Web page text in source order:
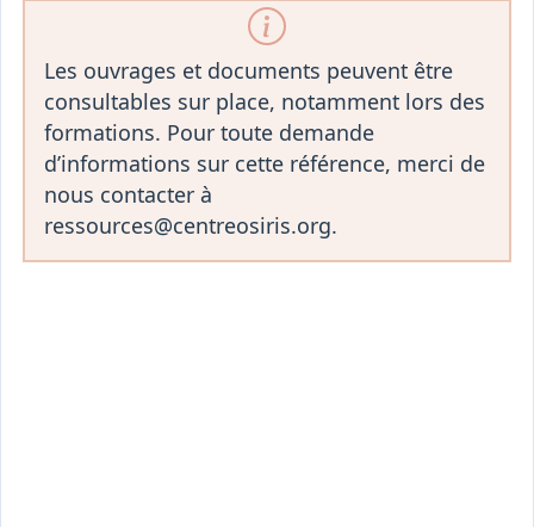
Les ouvrages et documents peuvent être
consultables sur place, notamment lors des
formations. Pour toute demande
d’informations sur cette référence, merci de
nous contacter à
ressources@centreosiris.org.